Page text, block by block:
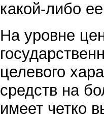
какой-либо
На уровне
целевого
средств на
имеет четко